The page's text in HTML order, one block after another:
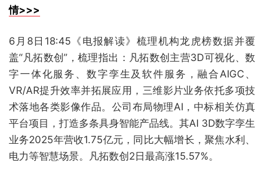
情>>>
6月8日18:45《电报解读》梳理机构龙虎榜数据并覆
盖“凡拓数创”，梳理指出：凡拓数创主营3D可视化、数
字一体化服务、数字孪生及软件服务，融合AIGC、
VR/AR提升效率并拓展应用，三维影片业务依托多项技
术落地各类影像作品。公司布局物理AI，中标相关仿真
平台项目，打造多条具身智能产品线。其AI 3D数字孪生
业务2025年营收1.75亿元，同比大幅增长，聚焦水利、
电力等智慧场景。凡拓数创2日最高涨15.57%。